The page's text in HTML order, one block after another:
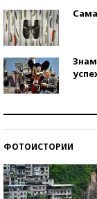
ФОТОИСТОРИИ